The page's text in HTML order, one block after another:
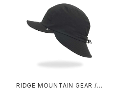
RIDGE MOUNTAIN GEAR / S